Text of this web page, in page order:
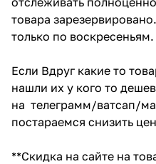
товара
только по воскресеньям.
Если Вдруг какие то
нашли их у кого то
на телеграмм/ватсап/
постараемся снизить
**Скидка на сайте на